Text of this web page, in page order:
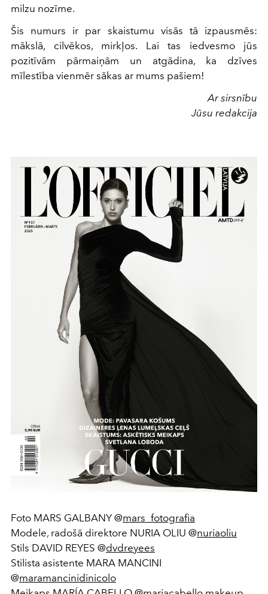
milzu nozīme.
Šis numurs ir par skaistumu visās tā izpausmēs:
mākslā, cilvēkos, mirkļos. Lai tas iedvesmo jūs
pozitīvām pārmaiņām un atgādina, ka dzīves
mīlestība vienmēr sākas ar mums pašiem!
Ar sirsnību
Jūsu redakcija
Foto MARS GALBANY @mars_fotografia
Modele, radošā direktore NURIA OLIU @nuriaoliu
Stils DAVID REYES @dvdreyees
Stilista asistente MARA MANCINI
@maramancinidinicolo